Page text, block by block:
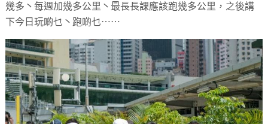
幾多丶每週加幾多公里丶最長長課應該跑幾多公里，之後講
下今日玩啲乜丶跑啲乜⋯⋯